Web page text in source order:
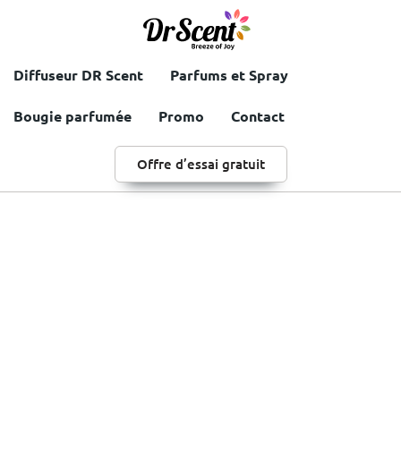
Diffuseur DR Scent Parfums et Spray
Bougie parfumée Promo Contact
Offre d’essai gratuit